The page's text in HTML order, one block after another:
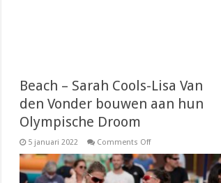
Beach – Sarah Cools-Lisa Van
den Vonder bouwen aan hun
Olympische Droom
5 januari 2022 Comments Offon
–
Sarah
Cools-